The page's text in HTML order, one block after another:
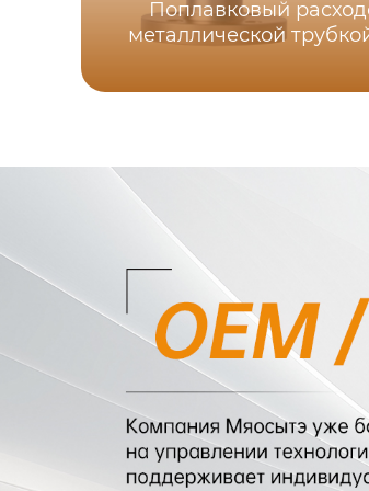
Поплавковый
металлической